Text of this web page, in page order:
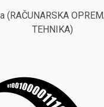
(RAČUNARSKA
TEHNIKA)